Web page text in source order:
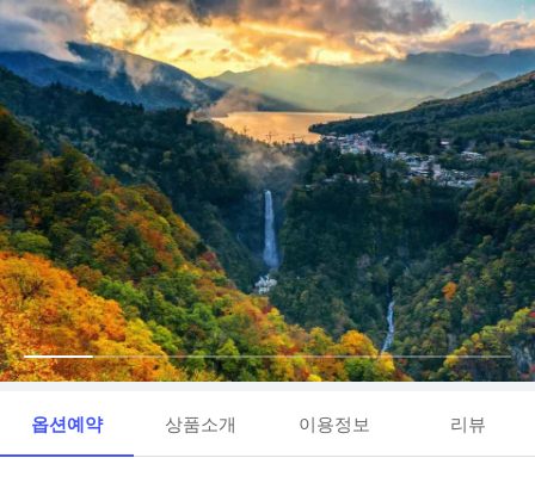
옵션예약 상품소개 이용정보 리뷰